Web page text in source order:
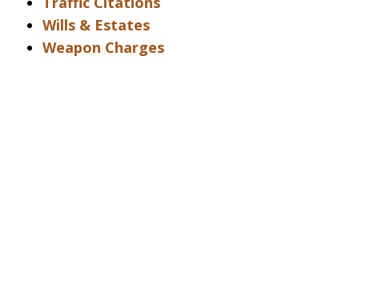
Wills & Estates
Weapon Charges